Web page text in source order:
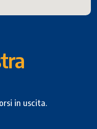
in uscita.